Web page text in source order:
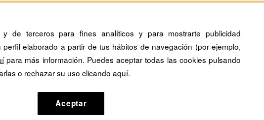
y de terceros para fines analíticos y para mostrarte publicidad
elaborado a partir de tus hábitos de navegación (por ejemplo,
para más información. Puedes aceptar todas las cookies pulsando
o rechazar su uso clicando aquí.
Aceptar